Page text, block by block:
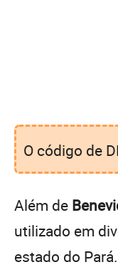
O código de
Além de
utilizado em
estado do Pará.